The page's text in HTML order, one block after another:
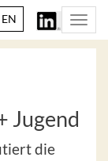
EN
Jugend
die